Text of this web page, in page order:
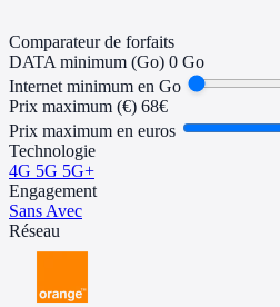
Comparateur de forfaits
DATA minimum (Go) 0 Go
Internet minimum en Go
Prix maximum (€) 68€
Prix maximum en euros
Technologie
4G 5G 5G+
Engagement
Sans Avec
Réseau